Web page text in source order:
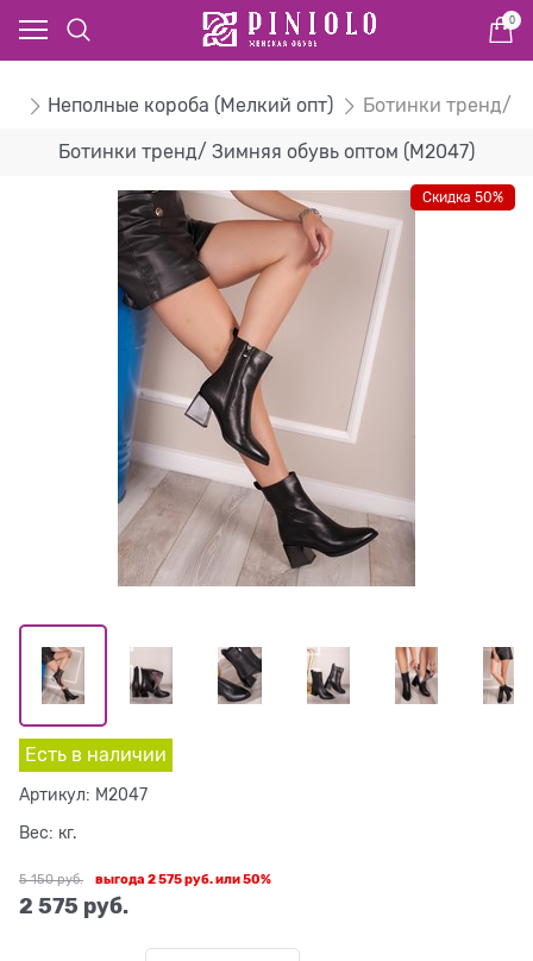
0
Неполные короба (Мелкий опт) Ботинки тренд/
Ботинки тренд/ Зимняя обувь оптом (M2047)
Скидка 50%
Есть в наличии
Артикул: M2047
Вес: кг.
5 150 руб.
2 575 руб.
выгода 2 575 руб.или50%